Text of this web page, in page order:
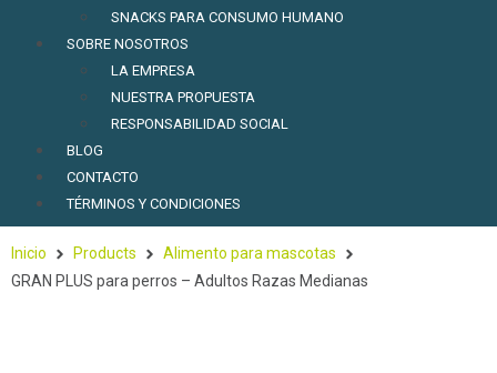
SNACKS PARA CONSUMO HUMANO
SOBRE NOSOTROS
LA EMPRESA
NUESTRA PROPUESTA
RESPONSABILIDAD SOCIAL
BLOG
CONTACTO
TÉRMINOS Y CONDICIONES
Inicio Products
Alimento para mascotas
GRAN PLUS para perros – Adultos Razas Medianas